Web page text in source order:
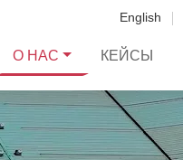
English
О НАС КЕЙСЫ